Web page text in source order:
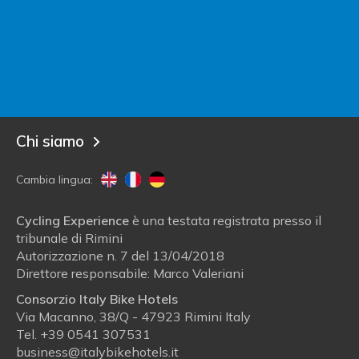
Chi siamo
Cambia lingua:
Cycling Experience è una testata registrata presso il
tribunale di Rimini
Autorizzazione n. 7 del 13/04/2018
Direttore responsabile: Marco Valeriani
Consorzio Italy Bike Hotels
Via Macanno, 38/Q - 47923 Rimini Italy
Tel. +39 0541 307531
business@italybikehotels.it